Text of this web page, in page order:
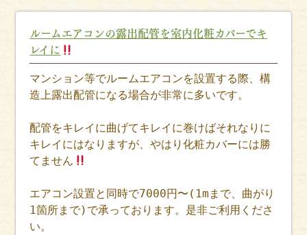
ルームエアコンの露出配管を室内化粧カバーでキ
レイに
マンション等でルームエアコンを設置する際、構
造上露出配管になる場合が非常に多いです。
配管をキレイに曲げてキレイに巻けばそれなりに
キレイにはなりますが、やはり化粧カバーには勝
てません
エアコン設置と同時で7000円〜(1mまで、曲がり
1箇所まで)で承っております。是非ご利用くださ
い。